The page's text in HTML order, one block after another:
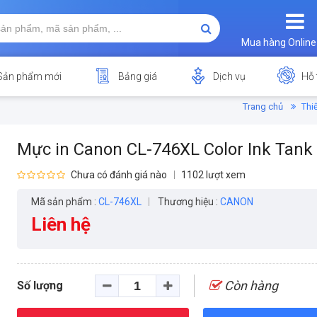
Mua hàng Online
phẩm mới Bảng giá Dịch vụ Hỗ
Trang chủ
Mực in Canon CL-746XL Color Ink Tank
Chưa có đánh giá nào 1102 lượt xem
Mã sản phẩm : CL-746XL Thương hiệu : CANON
Liên hệ
Số lượng Còn hàng